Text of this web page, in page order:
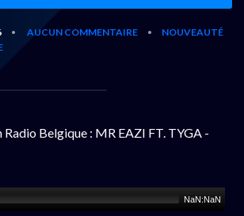
• AUCUN COMMENTAIRE •
NOUVEAUTÉ
Radio Belgique : MR EAZI FT. TYGA -
NaN:NaN